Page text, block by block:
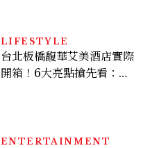
LIFESTYLE
台北板橋馥華艾美酒店實際
開箱！6大亮點搶先看：新
ENTERTAINMENT